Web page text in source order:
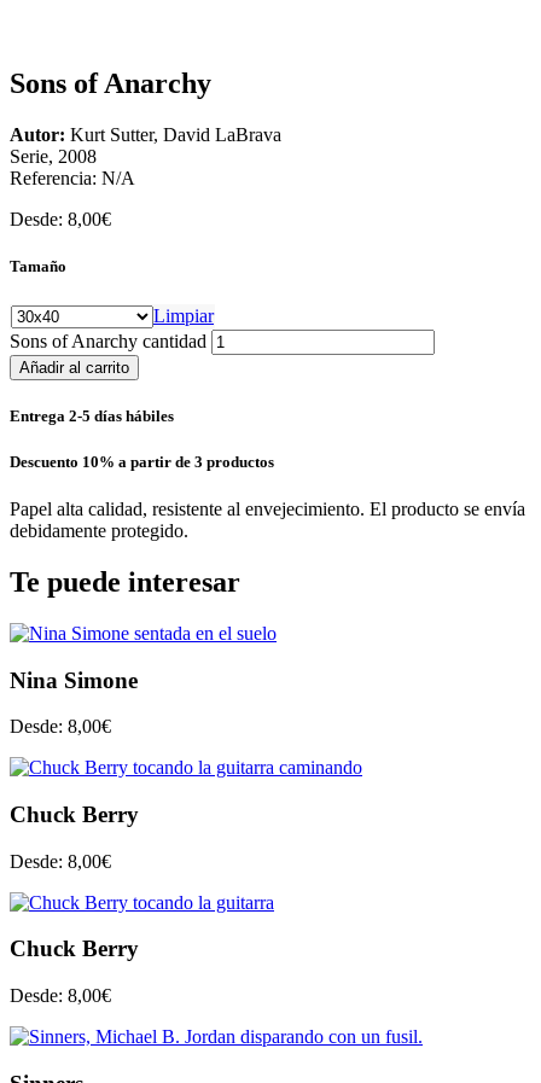
Sons of Anarchy
Autor: Kurt Sutter, David LaBrava
Serie, 2008
Referencia: N/A
Desde: 8,00€
Tamaño
Limpiar
Sons of Anarchy cantidad
Añadir al carrito
Entrega 2-5 días hábiles
Descuento 10% a partir de 3 productos
Papel alta calidad, resistente al envejecimiento. El producto se envía
debidamente protegido.
Te puede interesar
Nina Simone
Desde: 8,00€
Chuck Berry
Desde: 8,00€
Chuck Berry
Desde: 8,00€